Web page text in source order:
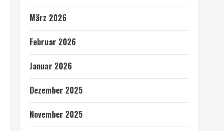
März 2026
Februar 2026
Januar 2026
Dezember 2025
November 2025